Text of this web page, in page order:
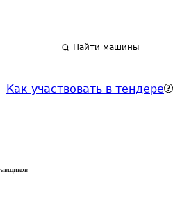
Найти машины
Как участвовать в тендере